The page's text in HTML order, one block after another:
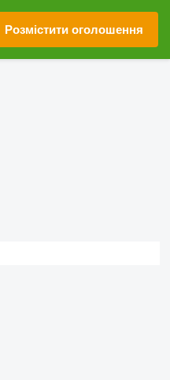
Розмістити оголошення